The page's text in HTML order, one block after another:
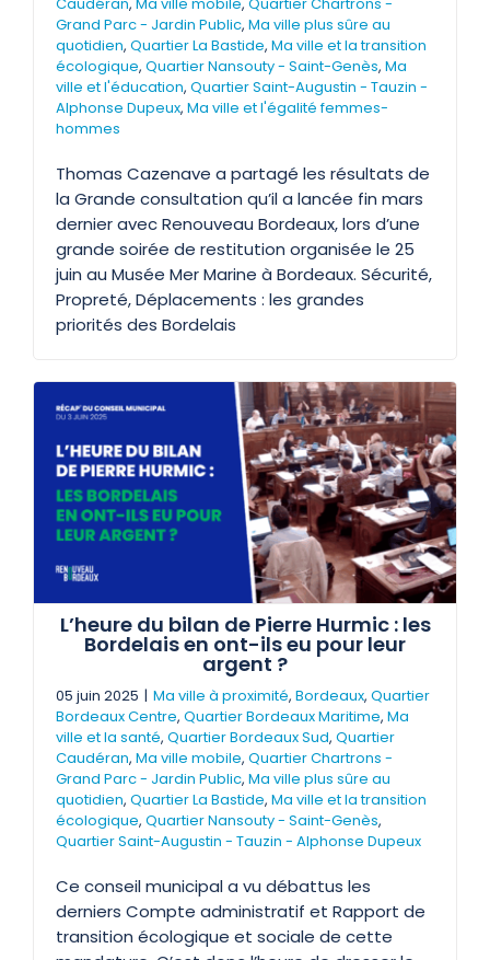
Grand Parc - Jardin Public, Ma ville plus sûre au
quotidien, Quartier La Bastide, Ma ville et la transition
écologique, Quartier Nansouty - Saint-Genès, Ma
ville et l'éducation, Quartier Saint-Augustin - Tauzin -
Alphonse Dupeux, Ma ville et l'égalité femmes-
hommes
Thomas Cazenave a partagé les résultats de
la Grande consultation qu’il a lancée fin mars
dernier avec Renouveau Bordeaux, lors d’une
grande soirée de restitution organisée le 25
juin au Musée Mer Marine à Bordeaux. Sécurité,
Propreté, Déplacements : les grandes
priorités des Bordelais
L’heure du bilan de Pierre Hurmic : les
Bordelais en ont-ils eu pour leur
argent ?
05 juin 2025 | Ma ville à proximité, Bordeaux, Quartier
Bordeaux Centre, Quartier Bordeaux Maritime, Ma
ville et la santé, Quartier Bordeaux Sud, Quartier
Caudéran, Ma ville mobile, Quartier Chartrons -
Grand Parc - Jardin Public, Ma ville plus sûre au
quotidien, Quartier La Bastide, Ma ville et la transition
écologique, Quartier Nansouty - Saint-Genès,
Quartier Saint-Augustin - Tauzin - Alphonse Dupeux
Ce conseil municipal a vu débattus les
derniers Compte administratif et Rapport de
transition écologique et sociale de cette